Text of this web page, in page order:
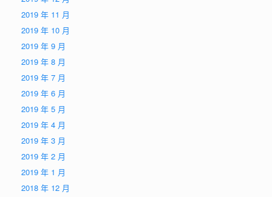
2019 年 11 月
2019 年 10 月
2019 年 9 月
2019 年 8 月
2019 年 7 月
2019 年 6 月
2019 年 5 月
2019 年 4 月
2019 年 3 月
2019 年 2 月
2019 年 1 月
2018 年 12 月